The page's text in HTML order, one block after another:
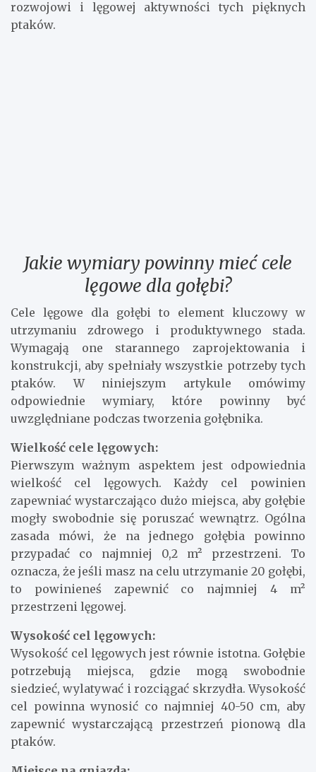
rozwojowi i lęgowej aktywności tych pięknych
ptaków.
Jakie wymiary powinny mieć cele
lęgowe dla gołębi?
Cele lęgowe dla gołębi to element kluczowy w
utrzymaniu zdrowego i produktywnego stada.
Wymagają one starannego zaprojektowania i
konstrukcji, aby spełniały wszystkie potrzeby tych
ptaków. W niniejszym artykule omówimy
uwzględniane podczas tworzenia gołębnika.
Wielkość cele lęgowych:
Pierwszym ważnym aspektem jest odpowiednia
wielkość cel lęgowych. Każdy cel powinien
zapewniać wystarczająco dużo miejsca, aby gołębie
mogły swobodnie się poruszać wewnątrz. Ogólna
zasada mówi, że na jednego gołębia powinno
przypadać co najmniej 0,2 m² przestrzeni. To
oznacza, że jeśli masz na celu utrzymanie 20 gołębi,
przestrzeni lęgowej.
Wysokość cel lęgowych:
Wysokość cel lęgowych jest równie istotna. Gołębie
potrzebują miejsca, gdzie mogą swobodnie
siedzieć, wylatywać i rozciągać skrzydła. Wysokość
cel powinna wynosić co najmniej 40-50 cm, aby